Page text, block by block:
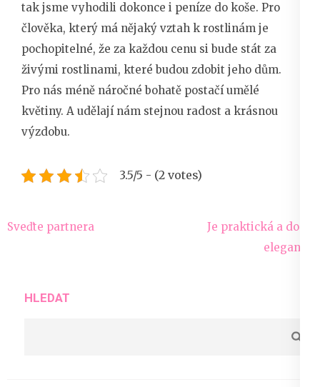
tak jsme vyhodili dokonce i peníze do koše. Pro
člověka, který má nějaký vztah k rostlinám je
pochopitelné, že za každou cenu si bude stát za
živými rostlinami, které budou zdobit jeho dům.
Pro nás méně náročné bohatě postačí umělé
květiny. A udělají nám stejnou radost a krásnou
výzdobu.
3.5/5 - (2 votes)
Navigace
Sveďte partnera
Je praktická a dodá
eleganci.
HLEDAT